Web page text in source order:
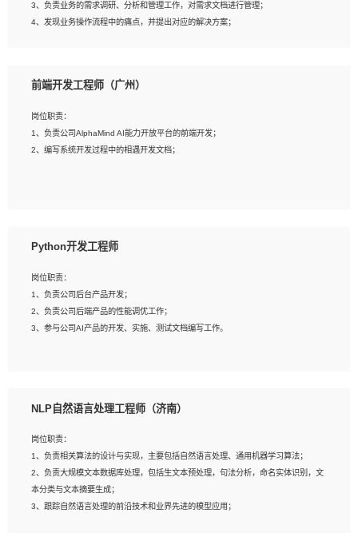
5、熟悉主流虚拟化技术，如：VMware、KVM
6、具备网络方面的基础知识，熟悉常见的网络协议，如TCP/IP，转发原理，路由优
8、有良好的文档编写能力和沟通能力，有RHCE证书优先
3、负责业务的需求调研、分析和管理工作，对需求文档进行管理；
4、发现业务操作流程中的痛点，并提出对应的解决方案；
岗位要求：
2、熟悉产品及需求规划工具，如:Axure、Xmind、MS Project等；
3、具备良好的交流协调能力，有较强的责任感、工作积极主动；
4、有较强的系统需求分析、文档编写能力、沟通能力；
前端开发工程师（广州）
岗位职责：
1、负责公司AlphaMind AI能力开放平台的前端开发；
2、编写系统开发过程中的相遇开发文档；
3、熟悉react/vue/angular任何一种前端框架，熟悉react优先；
5、善于沟通，具有团队意识；
Python开发工程师
岗位职责：
1、负责公司后台产品开发；
2、负责公司后端产品的性能调优工作；
3、参与公司AI产品的开发、实施、测试文档编写工作。
验的更佳；
3、熟悉数据库开发，熟悉Mysql、Oracle、MongoDb数据库应用开发其中一种；
4、熟悉Python Wed框架（Django/Flask...）代码能力优秀，熟悉编码规范和具备
良好的文档编写能力）；
5、沟通表达能力强，具备团队协作能力。
NLP自然语言处理工程师（济南）
岗位职责：
1、负责相关算法的设计与实现，主要包括自然语言处理、通用机器学习算法；
2、负责大规模文本数据库处理，包括生文本预处理，句法分析，命名实体识别，文
本分类与文本摘要生成；
3、跟踪自然语言处理的前沿技术和业界先进的模型应用；